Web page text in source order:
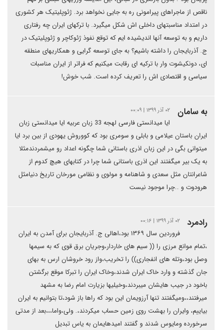
ناقص از ماجراهای پیرامونی ره به جایی نخواهد برد. ژئوپلیتیک هر کشوری
در امتداد مناسبتهای داخلی اش شکل میگیرد. با ترکهای ایران چه رفتاری
داریم و به توسعه آنها اندیشیده ایم که توقع نفوذ ژئوکاچر و ژئوپلیتیک در
ج. آذربایجان را داشته باشیم؟ به جای توسعه گرایی و همکاریهای منطقه
ای، دونکیشوت وار با ترکیه ای رقابت میکنیم که فراتر از ایران مناسبات
سیاسی و اقتصادی اش را تعریف کرده است. شب خوش!
به سامان ۰۲ آذر ۱۳۹۹ | ۰۰:۰۹
ایا میدانستی فارسی لهجه 33 زبان عربیه ایا میدانستی زبان
ایران باستان عیلامی و بابلی و سومری بود که کووروش یهودی از بین برد ایا
میتوانی بگی در این زبان اذری باستانی شما چگونه اعداد رو میشمردندمثلا
به یک بیر میگفتند این اذری باستانی شما چرا در کتابهای هیچ کدوم از
شاعرانتان مثل سعدی و شاهنامه و مولوی و نظامی مورخان تاریخ دنیامثل
هرودوت و ..چرا موجود نیست
رادمرد ۰۲ آذر ۱۳۹۹ | ۰۰:۱۶
فروردین سال ۱۳۶۹ بود،اهالی ج. آذربایجان برای آمدن به ایران
،تمام موانع مرزی را (( سیم های خاردار،وجریان برق قوی که به سیمها
وصل بود،وتله های انفجاری)) را تخریب،واز رود خروشان ارس به بهای
جان گذشته و وارد خاک ایران شدند،وخاک ایران را تبرکا موقع برگشتن
باخود در جیب هایشان میبردند،وخیلیها بزیارت امام رضا به مشهد
میرفتند،،ومیگفتند تنها آرزویمان این بود که راها باز شود،تا بتوانیم به ایران
بیاییم، وایران را بهشت روی زمین حساب میکردند،. ولی،واما،،،بعد از مدتی
سرخورده ومایوس شدند و گفتند امیدهایمان به یاس تبدیل